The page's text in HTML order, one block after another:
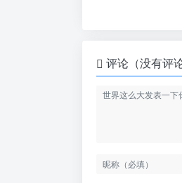
评论（没有评论